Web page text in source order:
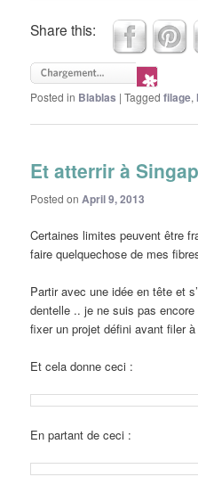
Share this:
Posted in Blablas |Tagged filage,
Et atterrir à
Posted on April 9, 2013
Certaines limites peuvent être
faire quelquechose de mes
Partir avec une idée en tête et
dentelle .. je ne suis pas
fixer un projet défini avant filer
Et cela donne ceci :
En partant de ceci :